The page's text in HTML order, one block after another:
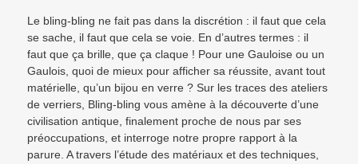
Le bling-bling ne fait pas dans la discrétion : il faut que cela
se sache, il faut que cela se voie. En d’autres termes : il
faut que ça brille, que ça claque ! Pour une Gauloise ou un
Gaulois, quoi de mieux pour afficher sa réussite, avant tout
matérielle, qu’un bijou en verre ? Sur les traces des ateliers
de verriers, Bling-bling vous amène à la découverte d’une
civilisation antique, finalement proche de nous par ses
préoccupations, et interroge notre propre rapport à la
parure. A travers l’étude des matériaux et des techniques,